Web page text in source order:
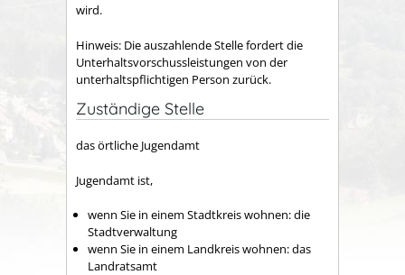
wird.
Hinweis: Die auszahlende Stelle fordert die
Unterhaltsvorschussleistungen von der
unterhaltspflichtigen Person zurück.
Zuständige Stelle
das örtliche Jugendamt
Jugendamt ist,
wenn Sie in einem Stadtkreis wohnen: die
Stadtverwaltung
wenn Sie in einem Landkreis wohnen: das
Landratsamt